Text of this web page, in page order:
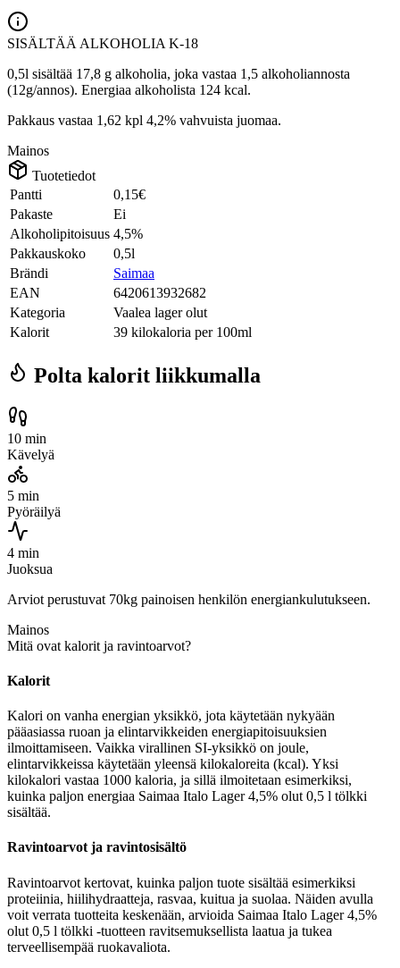
SISÄLTÄÄ ALKOHOLIA K-18
0,5l sisältää 17,8 g alkoholia, joka vastaa 1,5 alkoholiannosta
(12g/annos). Energiaa alkoholista 124 kcal.
Pakkaus vastaa 1,62 kpl 4,2% vahvuista juomaa.
Mainos
Tuotetiedot
Pantti
0,15€
Pakaste
Ei
Alkoholipitoisuus 4,5%
Pakkauskoko
0,5l
Brändi
Saimaa
EAN
6420613932682
Kategoria
Vaalea lager olut
Kalorit
39 kilokaloria per 100ml
Polta kalorit liikkumalla
10 min
Kävelyä
5 min
Pyöräilyä
4 min
Juoksua
Arviot perustuvat 70kg painoisen henkilön energiankulutukseen.
Mainos
Mitä ovat kalorit ja ravintoarvot?
Kalorit
Kalori on vanha energian yksikkö, jota käytetään nykyään
pääasiassa ruoan ja elintarvikkeiden energiapitoisuuksien
ilmoittamiseen. Vaikka virallinen SI-yksikkö on joule,
elintarvikkeissa käytetään yleensä kilokaloreita (kcal). Yksi
kilokalori vastaa 1000 kaloria, ja sillä ilmoitetaan esimerkiksi,
kuinka paljon energiaa Saimaa Italo Lager 4,5% olut 0,5 l tölkki
sisältää.
Ravintoarvot ja ravintosisältö
Ravintoarvot kertovat, kuinka paljon tuote sisältää esimerkiksi
proteiinia, hiilihydraatteja, rasvaa, kuitua ja suolaa. Näiden avulla
voit verrata tuotteita keskenään, arvioida Saimaa Italo Lager 4,5%
olut 0,5 l tölkki -tuotteen ravitsemuksellista laatua ja tukea
terveellisempää ruokavaliota.